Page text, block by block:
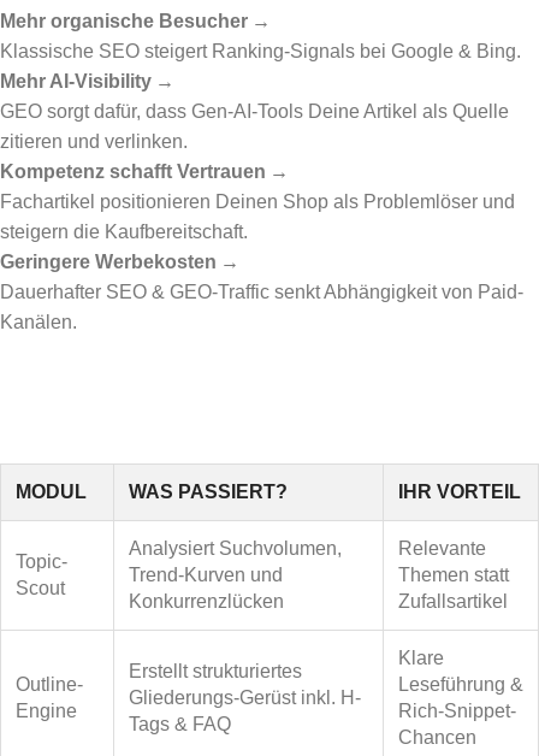
Mehr organische Besucher →
Klassische SEO steigert Ranking-Signals bei Google & Bing.
Mehr AI-Visibility →
GEO sorgt dafür, dass Gen-AI-Tools Deine Artikel als Quelle
zitieren und verlinken.
Kompetenz schafft Vertrauen →
Fachartikel positionieren Deinen Shop als Probleml öser und
steigern die Kaufbereitschaft.
Geringere Werbekosten →
Dauerhafter SEO & GEO-Traffic senkt Abhängigkeit von Paid-
Kanälen.
MODUL WAS PASSIERT? IHR VORTEIL
Topic-
Scout
Analysiert Suchvolumen,
Trend-Kurven und
Konkurrenzlücken
Relevante
Themen statt
Zufallsartikel
Outline-
Engine
Erstellt strukturiertes
Gliederungs-Gerüst inkl. H-
Tags & FAQ
Klare
Leseführung &
Rich-Snippet-
Chancen